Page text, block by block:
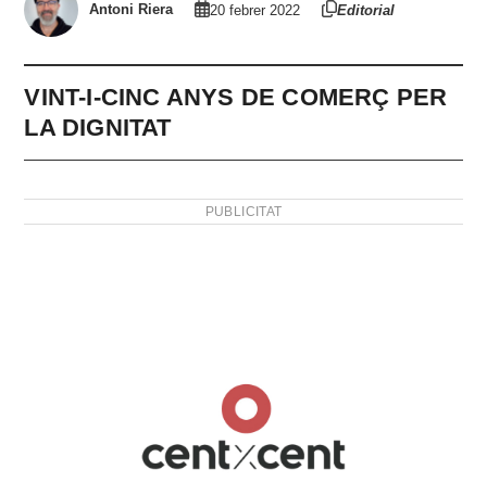
Antoni Riera 20 febrer 2022 Editorial
VINT-I-CINC ANYS DE COMERÇ PER
LA DIGNITAT
PUBLICITAT